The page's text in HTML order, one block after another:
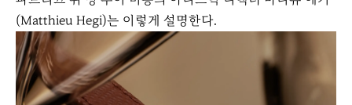
(Matthieu Hegi)는 이렇게 설명한다.